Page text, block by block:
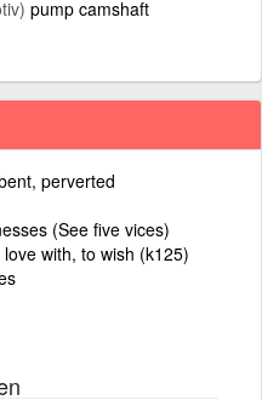
pump camshaft
perverted
(See five vices)
with, to wish (k125)